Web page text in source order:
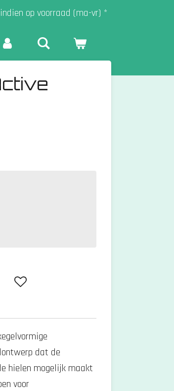
op voorraad (ma-vr) *
dat de
hielen mogelijk maakt
voor